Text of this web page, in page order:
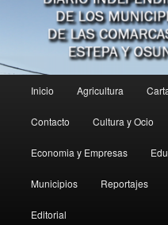
principal
Inicio Agricultura
Contacto Cultura y Ocio
Economia y Empresas
Municipios Reportajes
Editorial